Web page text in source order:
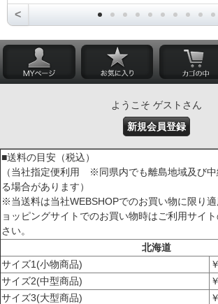
<
ようこそ ゲストさん
新規会員登録
■送料の目安（税込）
（当社指定便利用 ※同県内でも離島地域及び
る場合があります）
※当送料は当社WEBSHOPでのお買い物に限り
ョッピングサイトでのお買い物時はご利用サイ
さい。
北海道
サイズ1(小物商品)
サイズ2(中型商品)
サイズ3(大型商品)